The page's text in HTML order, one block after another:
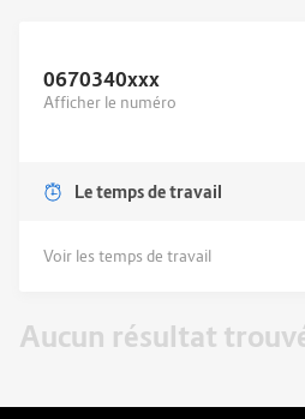
0670340xxx
Afficher le numéro
Le temps de travail
Voir les temps de travail
Aucun résultat